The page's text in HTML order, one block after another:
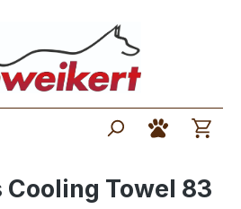
Cooling Towel 83